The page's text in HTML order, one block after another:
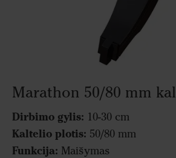
Marathon 50/80 mm
Dirbimo gylis: 10-30 cm
Kaltelio plotis: 50/80 mm
Funkcija: Maišymas